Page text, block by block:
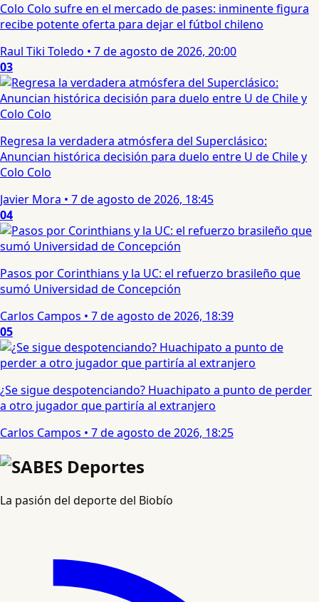
Colo Colo sufre en el mercado de pases: inminente figura
recibe potente oferta para dejar el fútbol chileno
Raul Tiki Toledo • 7 de agosto de 2026, 20:00
03
Regresa la verdadera atmósfera del Superclásico:
Anuncian histórica decisión para duelo entre U de Chile y
Colo Colo
Javier Mora • 7 de agosto de 2026, 18:45
04
Pasos por Corinthians y la UC: el refuerzo brasileño que
sumó Universidad de Concepción
Carlos Campos • 7 de agosto de 2026, 18:39
05
¿Se sigue despotenciando? Huachipato a punto de perder
a otro jugador que partiría al extranjero
Carlos Campos • 7 de agosto de 2026, 18:25
La pasión del deporte del Biobío